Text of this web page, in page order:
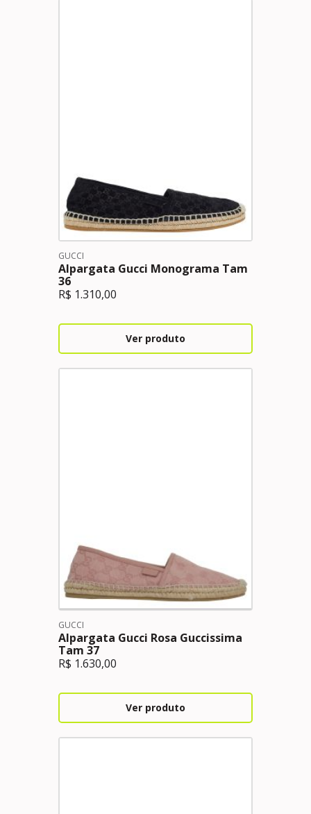
GUCCI
Alpargata Gucci Monograma Tam
36
R$ 1.310,00
Ver produto
GUCCI
Alpargata Gucci Rosa Guccissima
Tam 37
R$ 1.630,00
Ver produto